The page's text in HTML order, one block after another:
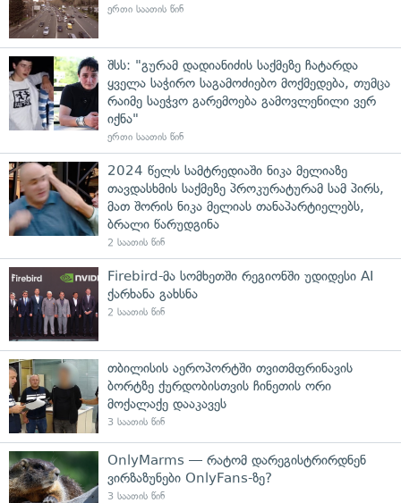
ერთი საათის წინ
შსს: "გურამ დადიანიძის საქმეზე ჩატარდა
ყველა საჭირო საგამოძიებო მოქმედება, თუმცა
რაიმე საეჭვო გარემოება გამოვლენილი ვერ
იქნა"
ერთი საათის წინ
2024 წელს სამტრედიაში ნიკა მელიაზე
თავდასხმის საქმეზე პროკურატურამ სამ პირს,
მათ შორის ნიკა მელიას თანაპარტიელებს,
ბრალი წარუდგინა
2 საათის წინ
Firebird-მა სომხეთში რეგიონში უდიდესი AI
ქარხანა გახსნა
2 საათის წინ
თბილისის აეროპორტში თვითმფრინავის
ბორტზე ქურდობისთვის ჩინეთის ორი
მოქალაქე დააკავეს
3 საათის წინ
OnlyMarms — რატომ დარეგისტრირდნენ
ვირზაზუნები OnlyFans-ზე?
3 საათის წინ